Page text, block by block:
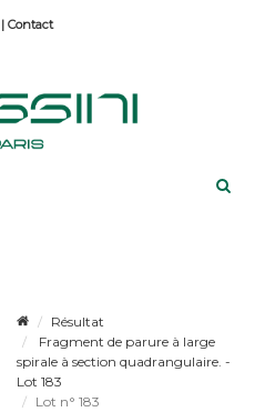
Contact
Résultat
Fragment de parure à large
spirale à section quadrangulaire. -
Lot 183
Lot n° 183